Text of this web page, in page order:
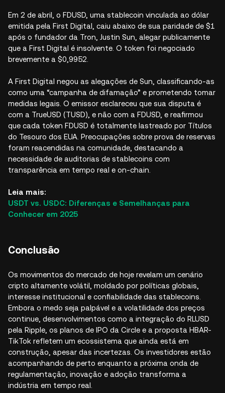
Em 2 de abril, o FDUSD, uma stablecoin vinculada ao dólar
emitida pela First Digital, caiu abaixo de sua paridade de $1
após o fundador da Tron, Justin Sun, alegar publicamente
que a First Digital é insolvente. O token foi negociado
brevemente a $0,9952.​
A First Digital negou as alegações de Sun, classificando-as
como uma “campanha de difamação” e prometendo tomar
medidas legais. O emissor esclareceu que sua disputa é
com a TrueUSD (TUSD), e não com a FDUSD, e reafirmou
que cada token FDUSD é totalmente lastreado por Títulos
do Tesouro dos EUA. Preocupações sobre prova de reservas
foram reacendidas na comunidade, destacando a
necessidade de auditorias de stablecoins com
transparência em tempo real e on-chain.​
Leia mais:
USDT vs. USDC: Diferenças e Semelhanças para
Conhecer em 2025
Conclusão
Os movimentos do mercado de hoje revelam um cenário
cripto altamente volátil, moldado por políticas globais,
interesse institucional e confiabilidade das stablecoins.
Embora o medo seja palpável e a volatilidade dos preços
continue, desenvolvimentos como a integração do RLUSD
pela Ripple, os planos de IPO da Circle e a proposta HBAR-
TikTok refletem um ecossistema que ainda está em
construção, apesar das incertezas. Os investidores estão
acompanhando de perto enquanto a próxima onda de
regulamentação, inovação e adoção transforma a
indústria em tempo real.